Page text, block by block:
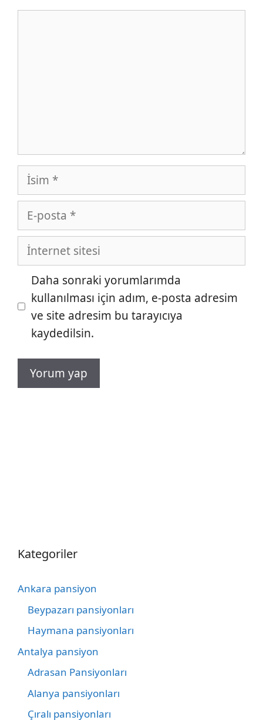
İsim
posta
İnternet
sitesi
Daha sonraki yorumlarımda
kullanılması için adım, e-posta adresim
ve site adresim bu tarayıcıya
kaydedilsin.
Kategoriler
Ankara pansiyon
Beypazarı pansiyonları
Haymana pansiyonları
Antalya pansiyon
Adrasan Pansiyonları
Alanya pansiyonları
Çıralı pansiyonları